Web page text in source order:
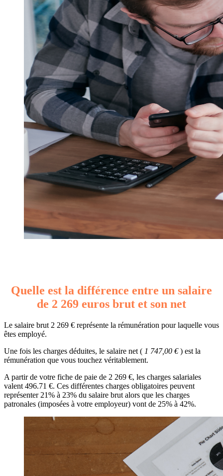
Quelle est la différence entre un salaire
de 2 269 euros brut et son net
Le salaire brut 2 269 € représente la rémunération pour laquelle vous
êtes employé.
Une fois les charges déduites, le salaire net ( 1 747,00 €) est la
rémunération que vous touchez véritablement.
A partir de votre fiche de paie de 2 269 €, les charges salariales
valent 496.71 €. Ces différentes charges obligatoires peuvent
représenter 21% à 23% du salaire brut alors que les charges
patronales (imposées à votre employeur) vont de 25% à 42%.